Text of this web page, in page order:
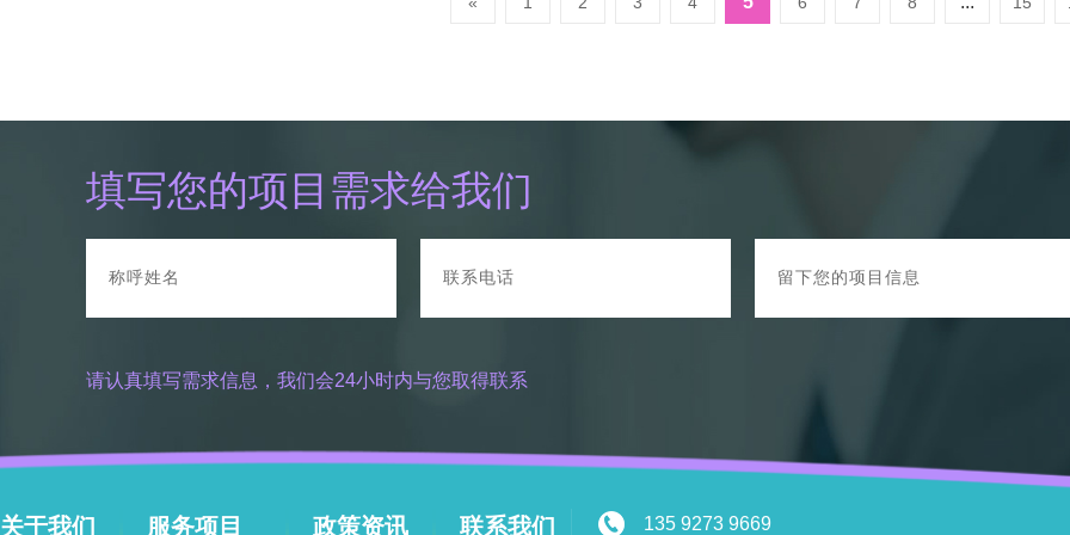
填写您的项目需求给我们
请认真填写需求信息，我们会24小时内与您取得联系
关于我们 服务项目 政策资讯 联系我们 135 9273 9669